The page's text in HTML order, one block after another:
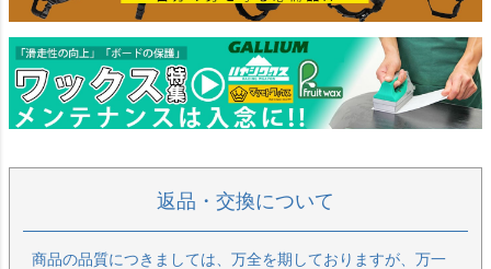
返品・交換について
商品の品質につきましては、万全を期しておりますが、万一